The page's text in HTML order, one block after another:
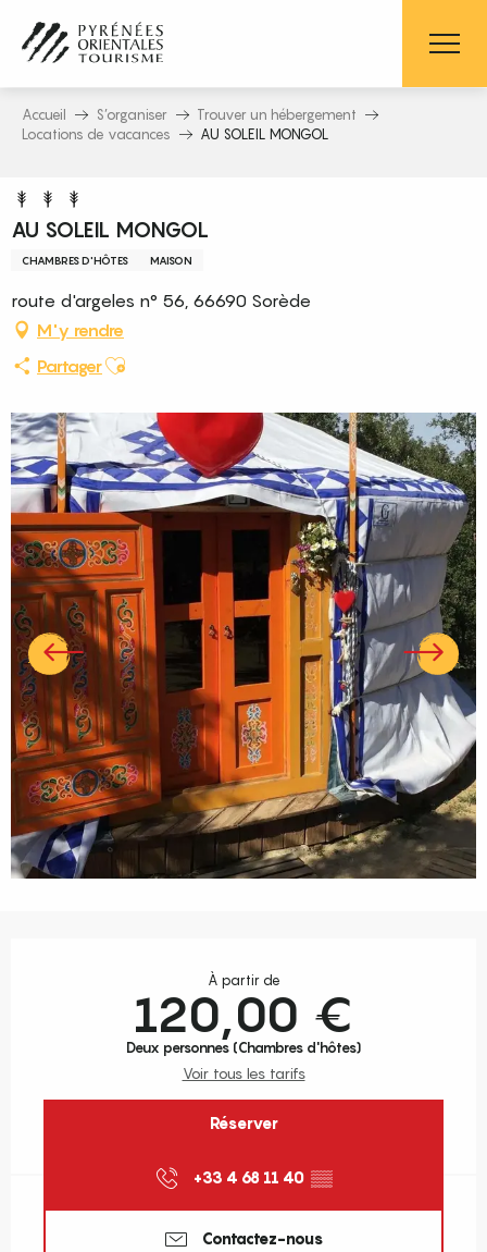
contenu
principal
Accueil S’organiser
Trouver un hébergement
Locations de vacances
AU SOLEIL MONGOL
AU SOLEIL MONGOL
CHAMBRES D'HÔTES MAISON
route d'argeles n° 56, 66690 Sorède
M'y rendre
PartagerAjouter aux favoris
À partir de
120,00 €
Deux personnes (Chambres d'hôtes)
Voir tous les tarifs
Réserver
+33 4 68 11 40 ▒▒
Contactez-nous